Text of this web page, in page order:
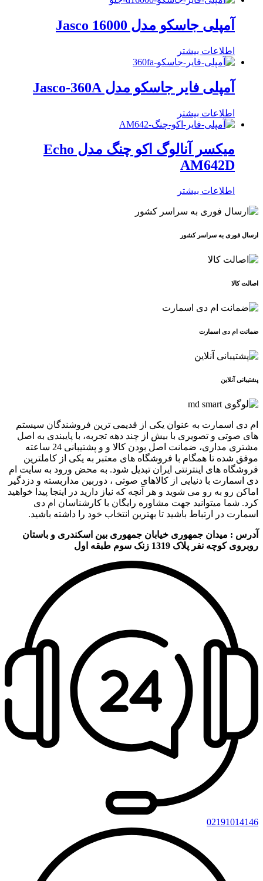
آمپلی جاسکو مدل Jasco 16000
اطلاعات بیشتر
آمپلی فایر جاسکو مدل Jasco-360A
اطلاعات بیشتر
میکسر آنالوگ اکو چنگ مدل Echo
AM642D
اطلاعات بیشتر
ارسال فوری به سراسر کشور
اصالت کالا
ضمانت ام دی اسمارت
پشتیبانی آنلاین
ام دی اسمارت به عنوان یکی از قدیمی ترین فروشندگان سیستم
های صوتی و تصویری با بیش از چند دهه تجربه، با پایبندی به اصل
مشتری مداری، ضمانت اصل بودن کالا و و پشتیبانی 24 ساعته
موفق شده تا همگام با فروشگاه های معتبر به یکی از کاملترین
فروشگاه های اینترنتی ایران تبدیل شود. به محض ورود به سایت ام
دی اسمارت با دنیایی از کالاهای صوتی ، دوربین مداربسته و دزدگیر
اماکن رو به رو می شوید و هر آنچه که نیاز دارید در اینجا پیدا خواهید
کرد. شما میتوانید جهت مشاوره رایگان با کارشناسان ام دی
اسمارت در ارتباط باشید تا بهترین انتخاب خود را داشته باشید.
آدرس : میدان جمهوری خیابان جمهوری بین اسکندری و باستان
روبروی کوچه نفر پلاک 1319 زنک سوم طبقه اول
02191014146